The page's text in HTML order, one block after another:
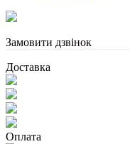
Замовити дзвінок
Доставка
Оплата